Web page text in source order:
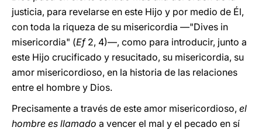
justicia, para revelarse en este Hijo y por medio de Él,
con toda la riqueza de su misericordia ―"Dives in
misericordia" (Ef2, 4)―, como para introducir, junto a
este Hijo crucificado y resucitado, su misericordia, su
amor misericordioso, en la historia de las relaciones
entre el hombre y Dios.
Precisamente a través de este amor misericordioso, el
hombre es llamado a vencer el mal y el pecado en sí